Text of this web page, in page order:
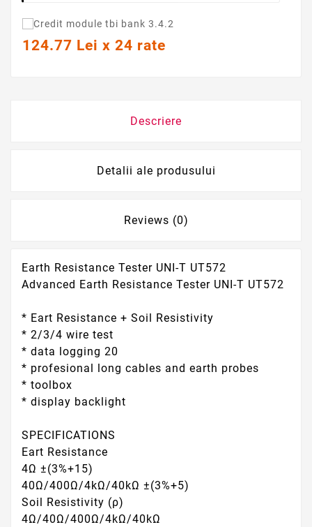
124.77 Lei x 24 rate
Descriere
Detalii ale produsului
Reviews (0)
Earth Resistance Tester UNI-T UT572
Advanced Earth Resistance Tester UNI-T UT572
* Eart Resistance + Soil Resistivity
* 2/3/4 wire test
* data logging 20
* profesional long cables and earth probes
* toolbox
* display backlight
SPECIFICATIONS
Eart Resistance
4Ω ±(3%+15)
40Ω/400Ω/4kΩ/40kΩ ±(3%+5)
Soil Resistivity (ρ)
4Ω/40Ω/400Ω/4kΩ/40kΩ